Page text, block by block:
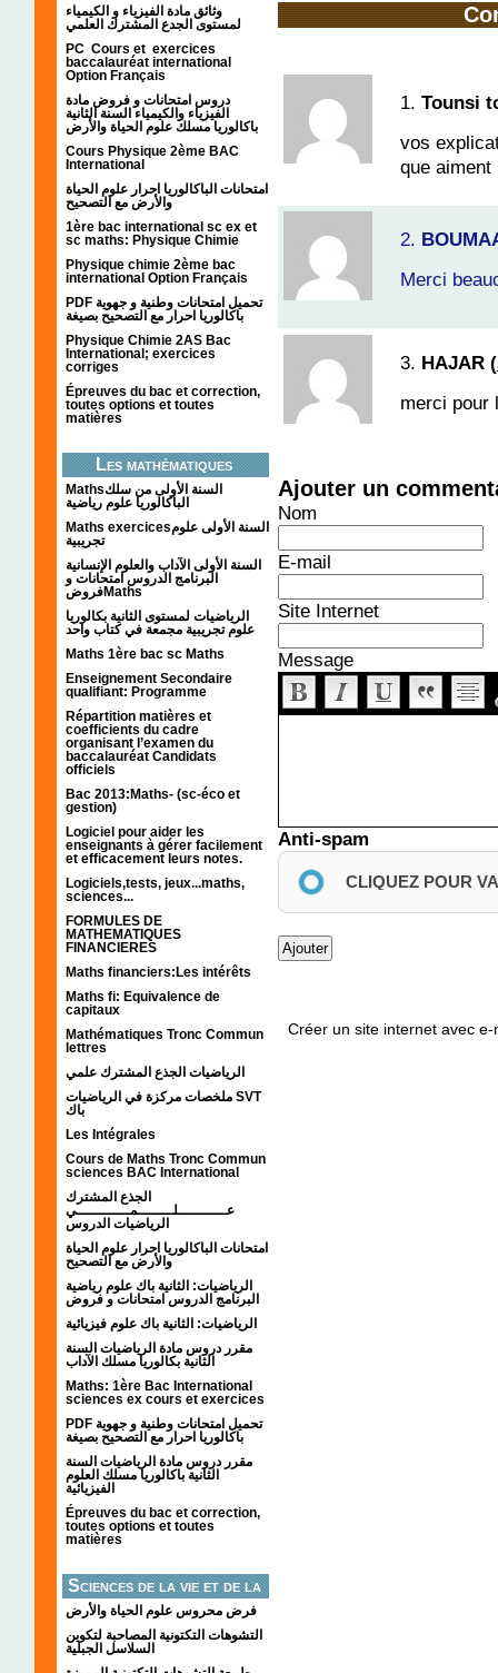
وثائق مادة الفيزياء و الكيمياء
PC Cours et exercices
baccalauréat international
Option Français
دروس امتحانات و فروض مادة
الفيزياء والكيمياء السنة الثانية
باكالوريا مسلك علوم الحياة والأرض
Cours Physique 2ème BAC
International
امتحانات الباكالوريا احرار علوم الحياة
والأرض مع التصحيح
1ère bac international sc ex et
sc maths: Physique Chimie
Physique chimie 2ème bac
international Option Français
PDF تحميل امتحانات وطنية و جهوية
باكالوريا احرار مع التصحيح بصيغة
Physique Chimie 2AS Bac
International; exercices
corriges
Épreuves du bac et correction,
toutes options et toutes
matières
Les mathématiques
Mathsالسنة الأولى من سلك
الباكالوريا علوم رياضية
Maths exercicesالسنة الأولى علوم
تجريبية
السنة الأولى الآداب والعلوم الإنسانية
البرنامج الدروس امتحانات و
فروضMaths
الرياضيات لمستوى الثانية بكالوريا
علوم تجريبية مجمعة في كتاب واحد
Maths 1ère bac sc Maths
Enseignement Secondaire
qualifiant: Programme
Répartition matières et
coefficients du cadre
organisant l’examen du
baccalauréat Candidats
officiels
Bac 2013:Maths- (sc-éco et
gestion)
Logiciel pour aider les
enseignants à gérer facilement
et efficacement leurs notes.
Logiciels,tests, jeux...maths,
sciences...
FORMULES DE
MATHEMATIQUES
FINANCIERES
Maths financiers:Les intérêts
Maths fi: Equivalence de
capitaux
Mathématiques Tronc Commun
lettres
الرياضيات الجذع المشترك علمي
ملخصات مركزة في الرياضيات SVT
باك
Les Intégrales
Cours de Maths Tronc Commun
sciences BAC International
الجذع المشترك
عـــــــــــلــــــــمــــــــــــي
الرياضيات الدروس
امتحانات الباكالوريا احرار علوم الحياة
والأرض مع التصحيح
الرياضيات: الثانية باك علوم رياضية
البرنامج الدروس امتحانات و فروض
الرياضيات: الثانية باك علوم فيزيائية
مقرر دروس مادة الرياضيات السنة
الثانية بكالوريا مسلك الآداب
Maths: 1ère Bac International
sciences ex cours et exercices
PDF تحميل امتحانات وطنية و جهوية
باكالوريا احرار مع التصحيح بصيغة
مقرر دروس مادة الرياضيات السنة
الثانية باكالوريا مسلك العلوم
الفيزيائية
Épreuves du bac et correction,
toutes options et toutes
matières
Sciences de la vie et de la
terre
فرض محروس علوم الحياة والأرض
التشوهات التكتونیة المصاحبة لتكوین
السلاسل الجبلیة
1. Tounsi
vos
que
2.
Merci
3. HAJAR (
merci pour
Ajouter un
Nom
E-mail
Site Internet
Message
Anti-spam
CLIQUEZ POUR
Créer un site internet avec e-